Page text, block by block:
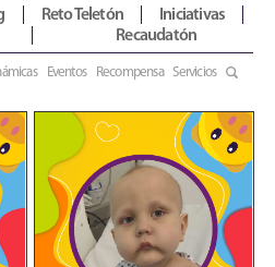
Reto Teletón
Iniciativas
Recaudatón
Eventos Recompensa Servicios